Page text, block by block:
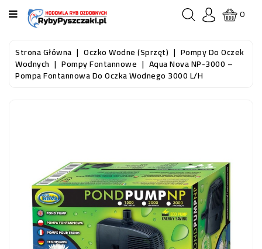
KATEGORIA
STRONA
GŁÓWNA
WODNEGO
STAWU
AKWARYSTYKA
(SPRZĘT)
0
Strona Główna Oczko Wodne (sprzęt) Pompy Do Oczek
Wodnych Pompy Fontannowe Aqua Nova NP-3000 –
Pompa Fontannowa Do Oczka Wodnego 3000 L/h